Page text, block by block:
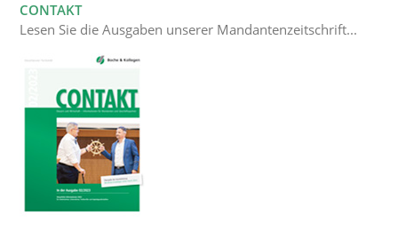
CONTAKT
Lesen Sie die Ausgaben unserer Mandantenzeitschrift...